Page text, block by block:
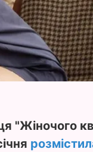
"Жіночого